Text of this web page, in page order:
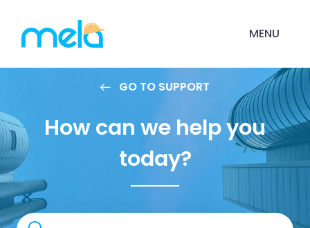
MENU
GO TO SUPPORT
How can we help you
today?